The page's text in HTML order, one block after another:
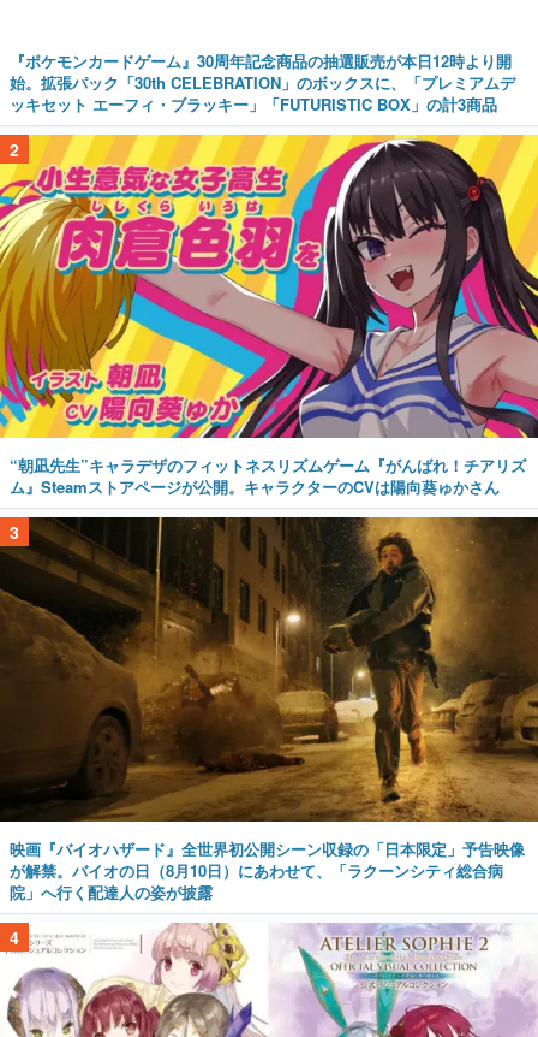
『ポケモンカードゲーム』30周年記念商品の抽選販売が本日12時より開
始。拡張パック「30th CELEBRATION」のボックスに、「プレミアムデ
ッキセット エーフィ・ブラッキー」「FUTURISTIC BOX」の計3商品
2
“朝凪先生”キャラデザのフィットネスリズムゲーム『がんばれ！チアリズ
ム』Steamストアページが公開。キャラクターのCVは陽向葵ゅかさん
3
映画『バイオハザード』全世界初公開シーン収録の「日本限定」予告映像
が解禁。バイオの日（8月10日）にあわせて、「ラクーンシティ総合病
院」へ行く配達人の姿が披露
4